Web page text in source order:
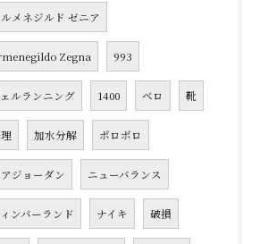
メネジルド ゼニア
Zegna 993
ェルランニング 1400 ベロ 靴
加水分解 ボロボロ
ジョーダン ニューバランス
ンバーランド ナイキ 破損